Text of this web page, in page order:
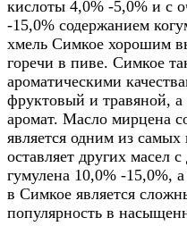
кислоты 4,0% -5,0% и с
-15,0% содержанием
хмель Симкое хорошим
горечи в пиве. Симкое
ароматическими
фруктовый и травяной, а
аромат. Масло мирцена
является одним из
оставляет других масел
гумулена 10,0% -15,0%,
в Симкое является
популярность в